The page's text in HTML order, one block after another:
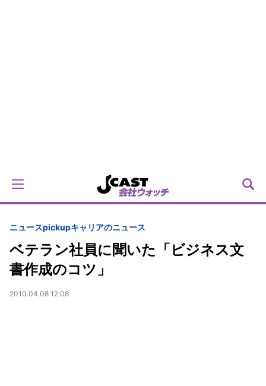
ニュースpickupキャリアのニュース
ベテラン社員に聞いた「ビジネス文
書作成のコツ」
2010.04.08 12:08